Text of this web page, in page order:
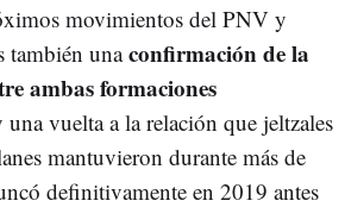
movimientos del PNV y
también unaconfirmación de la
ambas formaciones
una vuelta a la relación que jeltzales
mantuvieron durante más de
definitivamente en 2019 antes